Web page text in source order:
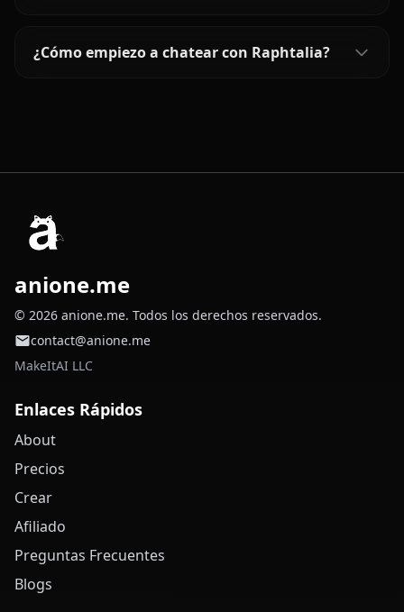
¿Cómo empiezo a chatear con Raphtalia?
anione.me
© 2026 anione.me. Todos los derechos reservados.
contact@anione.me
MakeItAI LLC
Enlaces Rápidos
About
Precios
Crear
Afiliado
Preguntas Frecuentes
Blogs